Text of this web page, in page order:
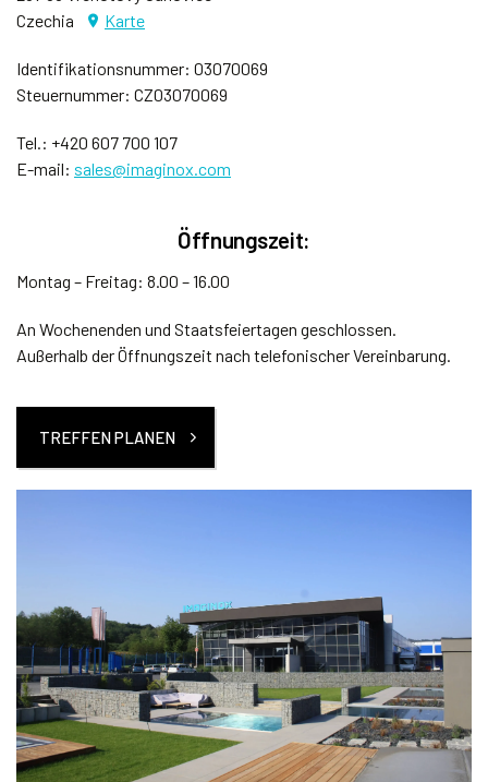
Czechia
Karte
Identifikationsnummer: 03070069
Steuernummer: CZ03070069
Tel.: +420 607 700 107
E-mail: sales@imaginox.com
Öffnungszeit:
Montag – Freitag: 8.00 – 16.00
An Wochenenden und Staatsfeiertagen geschlossen.
Außerhalb der Öffnungszeit nach telefonischer Vereinbarung.
TREFFEN PLANEN